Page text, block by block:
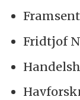
Fridtjof